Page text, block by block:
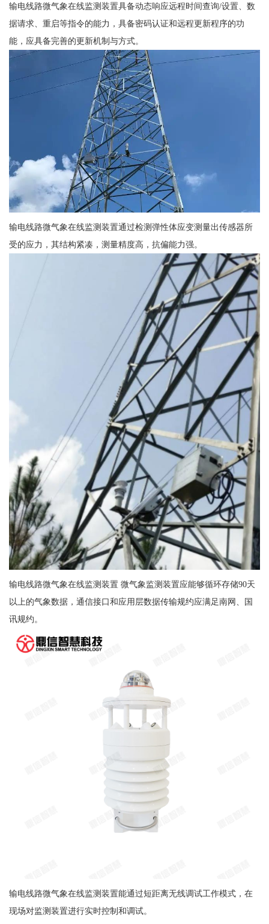
输电线路微气象在线监测装置具备动态响应远程时间查询/设置、数
据请求、重启等指令的能力，具备密码认证和远程更新程序的功
能，应具备完善的更新机制与方式。
输电线路微气象在线监测装置通过检测弹性体应变测量出传感器所
受的应力，其结构紧凑，测量精度高，抗偏能力强。
输电线路微气象在线监测装置 微气象监测装置应能够循环存储90天
以上的气象数据，通信接口和应用层数据传输规约应满足南网、国
讯规约。
输电线路微气象在线监测装置能通过短距离无线调试工作模式，在
现场对监测装置进行实时控制和调试。